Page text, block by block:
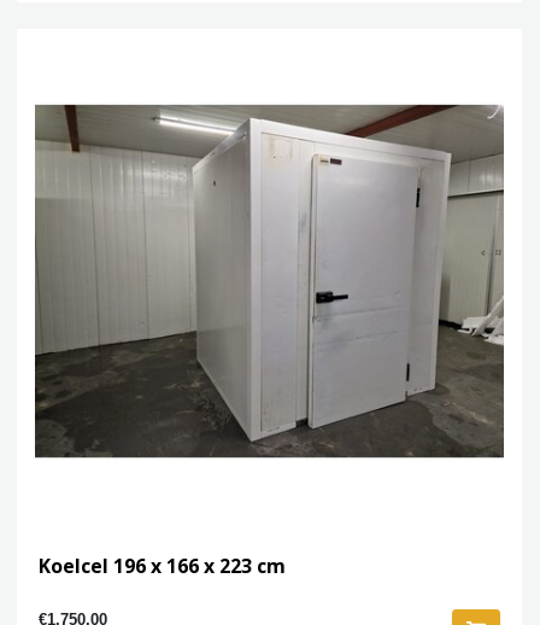
Koelcel 196 x 166 x 223 cm
€1.750,00